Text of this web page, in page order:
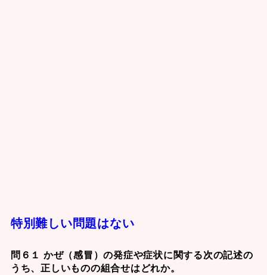
特別難しい問題はない
問６１ かぜ（感冒）の発症や症状に関する次の記述の
うち、正しいものの組合せはどれか。